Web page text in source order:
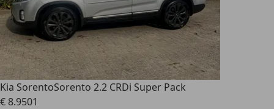
Kia SorentoSorento 2.2 CRDi Super Pack
€ 8.9501